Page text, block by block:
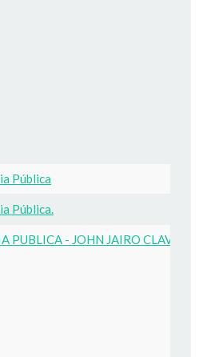
Pública
Pública.
PUBLICA - JOHN JAIRO CLAVIJO